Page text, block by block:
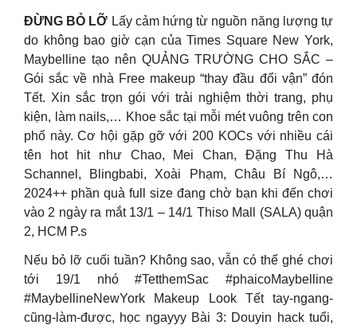
ĐỪNG BỎ LỠ Lấy cảm hứng từ nguồn năng lượng tự
do không bao giờ cạn của Times Square New York,
Maybelline tạo nên QUẢNG TRƯỜNG CHO SẮC –
Gói sắc về nhà Free makeup “thay đầu đổi vận” đón
Tết. Xin sắc trọn gói với trải nghiệm thời trang, phụ
kiện, làm nails,… Khoe sắc tại mỗi mét vuông trên con
phố này. Cơ hội gặp gỡ với 200 KOCs với nhiều cái
tên hot hit như Chao, Mei Chan, Đặng Thu Hà
Schannel, Blingbabi, Xoài Phạm, Châu Bí Ngô,…
2024++ phần quà full size đang chờ bạn khi đến chơi
vào 2 ngày ra mắt 13/1 – 14/1 Thiso Mall (SALA) quận
2, HCM P.s
Nếu bỏ lỡ cuối tuần? Không sao, vẫn có thể ghé chơi
tới 19/1 nhó #TetthemSac #phaicoMaybelline
#MaybellineNewYork Makeup Look Tết tay-ngang-
cũng-làm-được, học ngayyy Bài 3: Douyin hack tuổi,